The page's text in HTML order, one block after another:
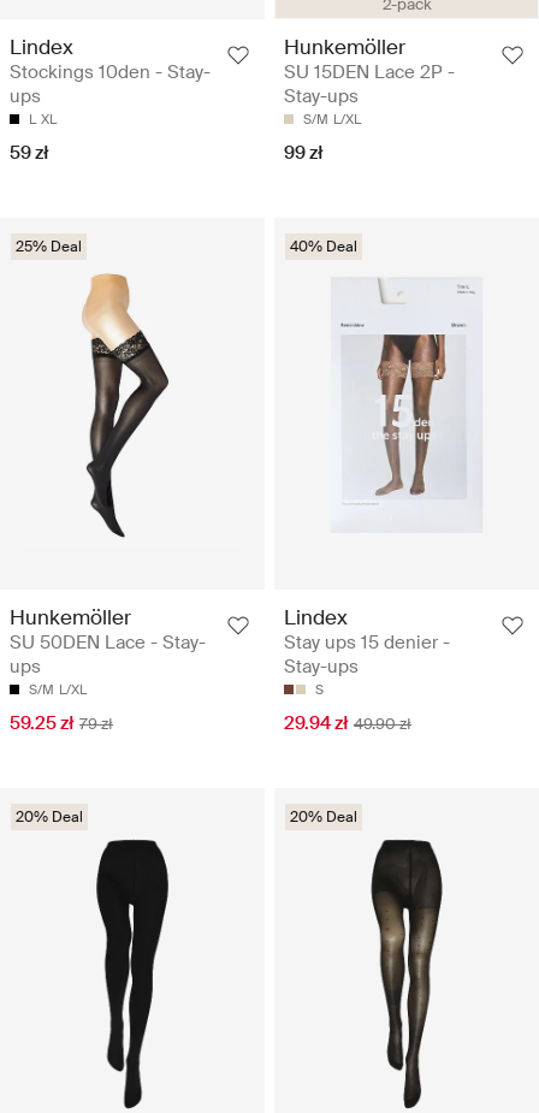
Lindex
Stockings 10den - Stay-
ups
L XL
59 zł
Hunkemöller
SU 15DEN Lace 2P -
Stay-ups
S/M L/XL
99 zł
25% Deal
Hunkemöller
SU 50DEN Lace - Stay-
ups
S/M L/XL
59.25 zł 79 zł
40% Deal
Lindex
Stay ups 15 denier -
Stay-ups
S
29.94 zł 49.90 zł
20% Deal 20% Deal